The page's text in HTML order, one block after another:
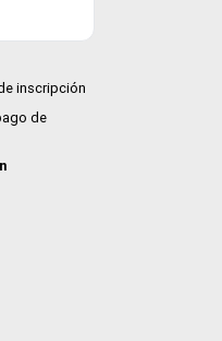
inscripción
de